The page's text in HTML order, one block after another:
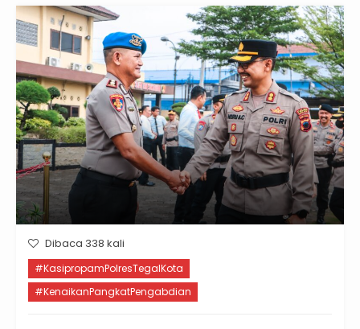
Dibaca 338 kali
#KasipropamPolresTegalKota
#KenaikanPangkatPengabdian